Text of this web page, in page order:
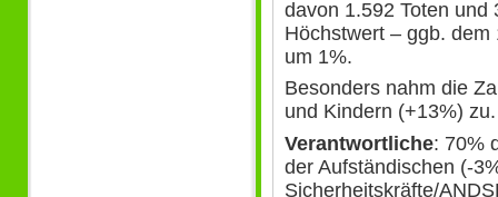
davon 1.592 Toten und
Höchstwert – ggb.
um 1%.
Besonders nahm die
und Kindern (+13%) zu.
Verantwortliche: 70%
der Aufständischen (-
Sicherheitskräfte/